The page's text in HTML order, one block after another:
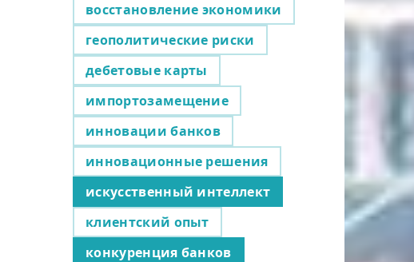
восстановление экономики
геополитические риски
дебетовые карты
импортозамещение
инновации банков
инновационные решения
искусственный интеллект
клиентский опыт
конкуренция банков